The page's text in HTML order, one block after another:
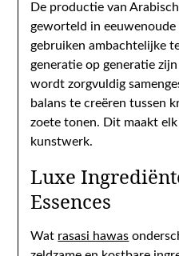
De productie van
geworteld in
gebruiken ambachtelijke
generatie op generatie
wordt zorgvuldig
balans te creëren tussen
zoete tonen. Dit maakt
kunstwerk.
Luxe
Essences
Wat rasasi hawas